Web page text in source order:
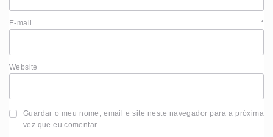
E-mail *
Website
Guardar o meu nome, email e site neste navegador para a próxima
vez que eu comentar.